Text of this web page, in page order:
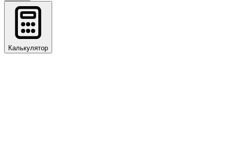
Калькулятор